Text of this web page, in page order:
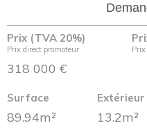
Prix (TVA 20%)
Prix direct promoteur
318 000 €
Surface
89.94m²
Extérieur
13.2m²